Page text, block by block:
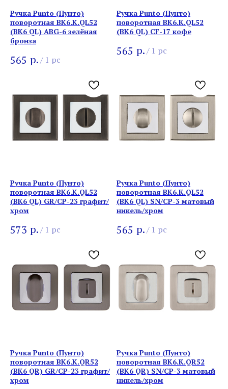
Ручка Punto (Пунто)
поворотная BK6.K.QL52
(BK6 QL) ABG-6 зелёная
бронза
565 р./ 1 pc
Ручка Punto (Пунто)
поворотная BK6.K.QL52
(BK6 QL) CF-17 кофе
565 р./ 1 pc
Ручка Punto (Пунто)
поворотная BK6.K.QL52
(BK6 QL) GR/CP-23 графит/
хром
573 р./ 1 pc
Ручка Punto (Пунто)
поворотная BK6.K.QL52
(BK6 QL) SN/CP-3 матовый
никель/хром
565 р./ 1 pc
Ручка Punto (Пунто)
поворотная BK6.K.QR52
(BK6 QR) GR/CP-23 графит/
хром
Ручка Punto (Пунто)
поворотная BK6.K.QR52
(BK6 QR) SN/CP-3 матовый
никель/хром